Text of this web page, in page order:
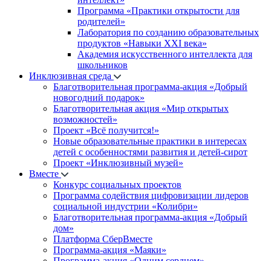
Программа «Практики открытости для
родителей»
Лаборатория по созданию образовательных
продуктов «Навыки XXI века»
Академия искусственного интеллекта для
школьников
Инклюзивная среда
Благотворительная программа-акция «Добрый
новогодний подарок»
Благотворительная акция «Мир открытых
возможностей»
Проект «Всё получится!»
Новые образовательные практики в интересах
детей с особенностями развития и детей-сирот
Проект «Инклюзивный музей»
Вместе
Конкурс социальных проектов
Программа содействия цифровизации лидеров
социальной индустрии «Колибри»
Благотворительная программа-акция «Добрый
дом»
Платформа СберВместе
Программа-акция «Маяки»